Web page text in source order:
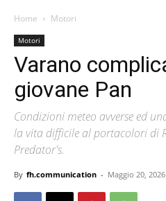
Home Motori
Motori
Varano
giovane Pan
Condizioni meteo avverse ed
la vita difficile al portacolori di
Predator's.
By fh.communication - Maggio 20, 2026